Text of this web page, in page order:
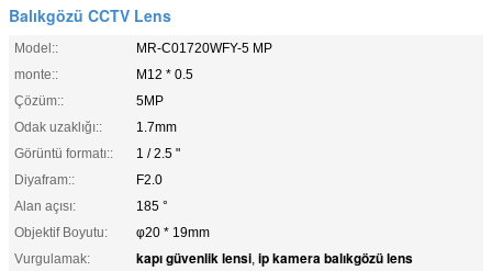
Balıkgözü CCTV Lens
Model::
MR-C01720WFY-5 MP
monte::
M12 * 0.5
Çözüm::
5MP
Odak uzaklığı::
1.7mm
Görüntü formatı::
1 / 2.5 "
Diyafram::
F2.0
Alan açısı:
185 °
Objektif Boyutu:
φ20 * 19mm
Vurgulamak:
kapı güvenlik lensi, ip kamera balıkgözü lens